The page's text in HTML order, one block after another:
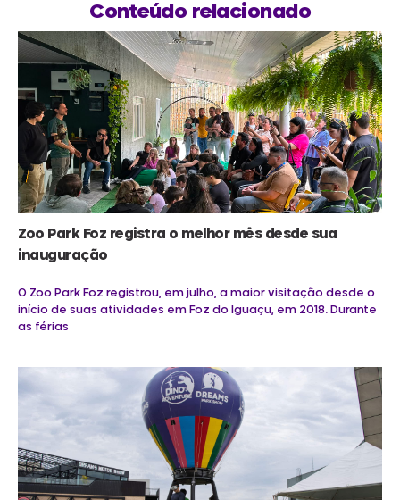
Conteúdo relacionado
Zoo Park Foz registra o melhor mês desde sua
inauguração
O Zoo Park Foz registrou, em julho, a maior visitação desde o
início de suas atividades em Foz do Iguaçu, em 2018. Durante
as férias